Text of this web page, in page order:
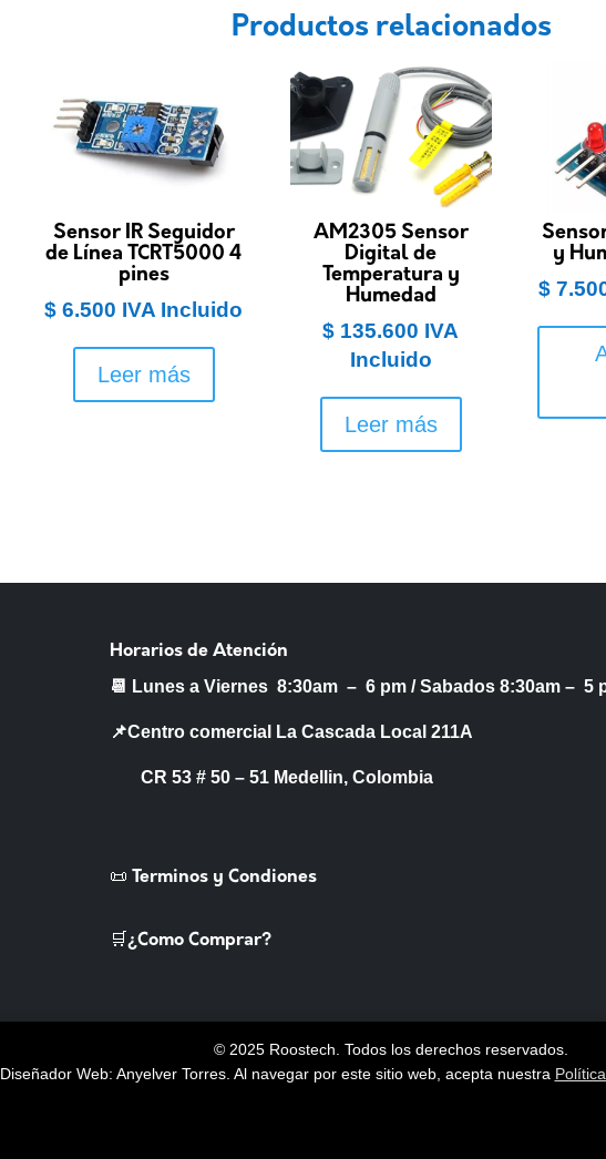
Productos relacionados
Sensor IR Seguidor
de Línea TCRT5000 4
pines
$ 6.500 IVA Incluido
Leer más
AM2305 Sensor
Digital de
Temperatura y
Humedad
$ 135.600 IVA
Incluido
Leer más
y
$
Horarios de Atención
📆 Lunes a Viernes 8:30am – 6 pm /Sabados 8:30am – 5
📌Centro comercial La Cascada Local 211A
CR 53 # 50 – 51 Medellin, Colombia
📜 Terminos y Condiones
🛒¿Como Comprar?
© 2025 Roostech. Todos los derechos reservados.
Diseñador Web: Anyelver Torres. Al navegar por este sitio web, acepta nuestra